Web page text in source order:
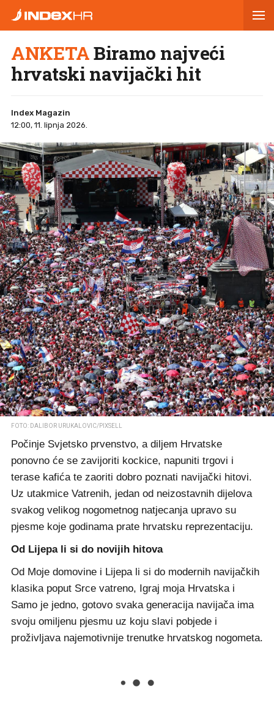
ANKETABiramo najveći
hrvatski navijački hit
Index Magazin
12:00, 11. lipnja 2026.
FOTO: DALIBOR URUKALOVIC/PIXSELL
Počinje Svjetsko prvenstvo, a diljem Hrvatske
ponovno će se zavijoriti kockice, napuniti trgovi i
terase kafića te zaoriti dobro poznati navijački hitovi.
Uz utakmice Vatrenih, jedan od neizostavnih dijelova
svakog velikog nogometnog natjecanja upravo su
pjesme koje godinama prate hrvatsku reprezentaciju.
Od Lijepa li si do novijih hitova
Od Moje domovine i Lijepa li si do modernih navijačkih
klasika poput Srce vatreno, Igraj moja Hrvatska i
Samo je jedno, gotovo svaka generacija navijača ima
svoju omiljenu pjesmu uz koju slavi pobjede i
proživljava najemotivnije trenutke hrvatskog nogometa.